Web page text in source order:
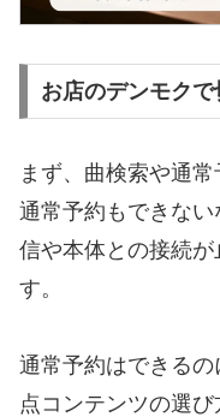
お店のデンモク
まず、曲検索や通
通常予約もできな
信や本体との接続
す。
通常予約はできる
点コンテンツの選